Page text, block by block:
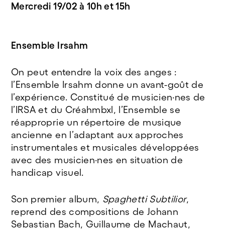
Mercredi 19/02 à 10h et 15h
Ensemble Irsahm
On peut entendre la voix des anges :
l’Ensemble Irsahm donne un avant-goût de
l’expérience. Constitué de musicien·nes de
l’IRSA et du Créahmbxl, l’Ensemble se
réapproprie un répertoire de musique
ancienne en l’adaptant aux approches
instrumentales et musicales développées
avec des musicien·nes en situation de
handicap visuel.
Son premier album, Spaghetti Subtilior,
reprend des compositions de Johann
Sebastian Bach, Guillaume de Machaut,